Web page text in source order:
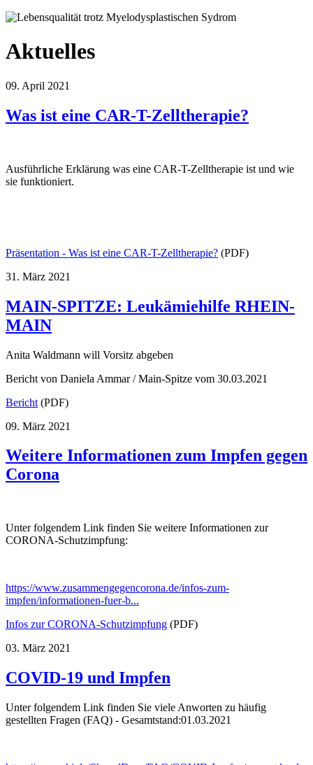
Aktuelles
09. April 2021
Was ist eine CAR-T-Zelltherapie?
Ausführliche Erklärung was eine CAR-T-Zelltherapie ist und wie
sie funktioniert.
Präsentation - Was ist eine CAR-T-Zelltherapie? (PDF)
31. März 2021
MAIN-SPITZE: Leukämiehilfe RHEIN-
MAIN
Anita Waldmann will Vorsitz abgeben
Bericht von Daniela Ammar / Main-Spitze vom 30.03.2021
Bericht (PDF)
09. März 2021
Weitere Informationen zum Impfen gegen
Corona
Unter folgendem Link finden Sie weitere Informationen zur
CORONA-Schutzimpfung:
https://www.zusammengegencorona.de/infos-zum-
impfen/informationen-fuer-b...
Infos zur CORONA-Schutzimpfung (PDF)
03. März 2021
COVID-19 und Impfen
Unter folgendem Link finden Sie viele Anworten zu häufig
gestellten Fragen (FAQ) - Gesamtstand:01.03.2021